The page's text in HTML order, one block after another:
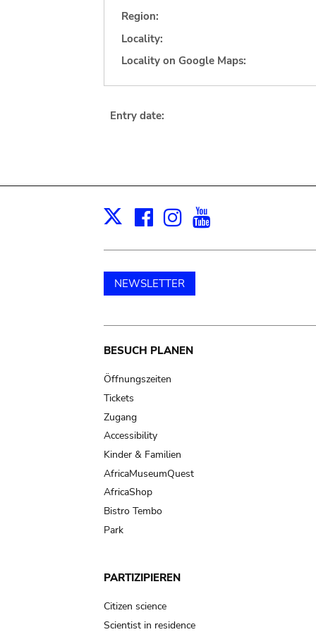
Region:
Locality:
Locality on Google Maps:
Entry date:
X Facebook
Instagram
NEWSLETTER
Main
navigation
BESUCH PLANEN
Öffnungszeiten
Tickets
Zugang
Accessibility
Kinder & Familien
AfricaMuseumQuest
AfricaShop
Bistro Tembo
Park
PARTIZIPIEREN
Citizen science
Scientist in residence